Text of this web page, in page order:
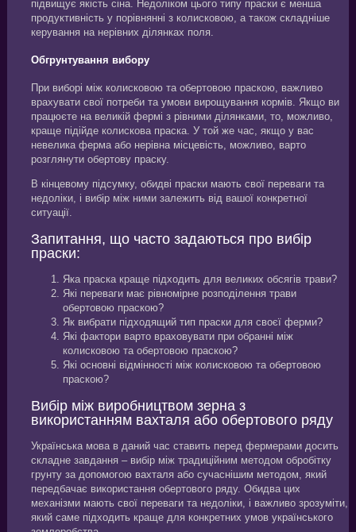
підвищує якість сіна. Недоліком цього типу праски є менша
продуктивність у порівнянні з колисковою, а також складніше
керування на нерівних ділянках поля.
Обгрунтування вибору
При виборі між колисковою та обертовою праскою, важливо
врахувати свої потреби та умови вирощування кормів. Якщо ви
працюєте на великій фермі з рівними ділянками, то, можливо,
краще підійде колискова праска. У той же час, якщо у вас
невелика ферма або нерівна місцевість, можливо, варто
розглянути обертову праску.
В кінцевому підсумку, обидві праски мають свої переваги та
недоліки, і вибір між ними залежить від вашої конкретної
ситуації.
Запитання, що часто задаються про вибір
праски:
Яка праска краще підходить для великих обсягів трави?
Які переваги має рівномірне розподілення трави
обертовою праскою?
Як вибрати підходящий тип праски для своєї ферми?
Які фактори варто враховувати при обранні між
колисковою та обертовою праскою?
Які основні відмінності між колисковою та обертовою
праскою?
Вибір між виробництвом зерна з
використанням вахталя або обертового ряду
Українська мова в даний час ставить перед фермерами досить
складне завдання – вибір між традиційним методом обробітку
грунту за допомогою вахталя або сучаснішим методом, який
передбачає використання обертового ряду. Обидва цих
механізми мають свої переваги та недоліки, і важливо зрозуміти,
який саме підходить краще для конкретних умов українського